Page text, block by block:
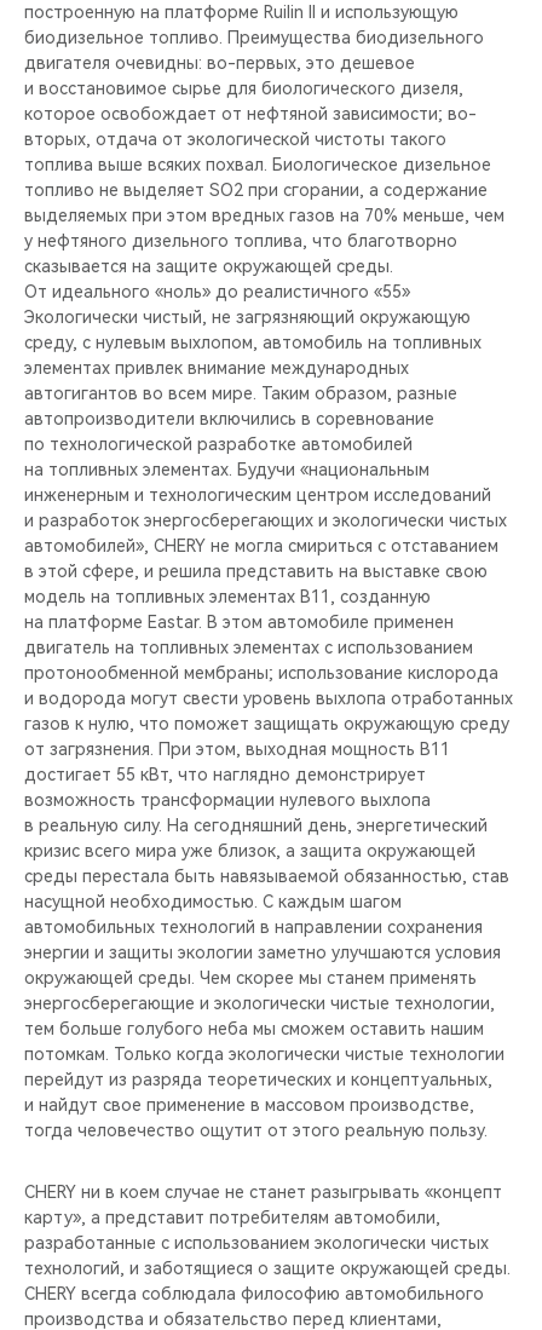
построенную на платформе Ruilin II и использующую
биодизельное топливо. Преимущества биодизельного
двигателя очевидны: во-первых, это дешевое
и восстановимое сырье для биологического дизеля,
которое освобождает от нефтяной зависимости; во-
вторых, отдача от экологической чистоты такого
топлива выше всяких похвал. Биологическое дизельное
топливо не выделяет SO2 при сгорании, а содержание
выделяемых при этом вредных газов на 70% меньше, чем
у нефтяного дизельного топлива, что благотворно
сказывается на защите окружающей среды.
От идеального «ноль» до реалистичного «55»
Экологически чистый, не загрязняющий окружающую
среду, с нулевым выхлопом, автомобиль на топливных
элементах привлек внимание международных
автогигантов во всем мире. Таким образом, разные
автопроизводители включились в соревнование
по технологической разработке автомобилей
на топливных элементах. Будучи «национальным
инженерным и технологическим центром исследований
и разработок энергосберегающих и экологически чистых
автомобилей», CHERY не могла смириться с отставанием
в этой сфере, и решила представить на выставке свою
модель на топливных элементах B11, созданную
на платформе Eastar. В этом автомобиле применен
двигатель на топливных элементах с использованием
протонообменной мембраны; использование кислорода
и водорода могут свести уровень выхлопа отработанных
газов к нулю, что поможет защищать окружающую среду
от загрязнения. При этом, выходная мощность B11
достигает 55 кВт, что наглядно демонстрирует
возможность трансформации нулевого выхлопа
в реальную силу. На сегодняшний день, энергетический
кризис всего мира уже близок, а защита окружающей
среды перестала быть навязываемой обязанностью, став
насущной необходимостью. С каждым шагом
автомобильных технологий в направлении сохранения
энергии и защиты экологии заметно улучшаются условия
окружающей среды. Чем скорее мы станем применять
энергосберегающие и экологически чистые технологии,
тем больше голубого неба мы сможем оставить нашим
потомкам. Только когда экологически чистые технологии
перейдут из разряда теоретических и концептуальных,
и найдут свое применение в массовом производстве,
тогда человечество ощутит от этого реальную пользу.
CHERY ни в коем случае не станет разыгрывать «концепт
карту», а представит потребителям автомобили,
разработанные с использованием экологически чистых
технологий, и заботящиеся о защите окружающей среды.
CHERY всегда соблюдала философию автомобильного
производства и обязательство перед клиентами,